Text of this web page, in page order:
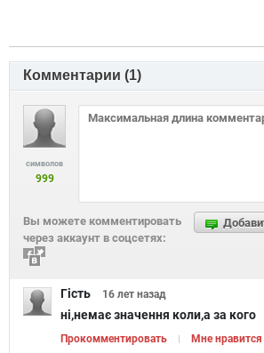
Комментарии (1)
символов
999
Вы можете комментировать
через аккаунт в соцсетях:
Гість 16 лет назад
ні,немає значення коли,а за кого
Прокомментировать Мне нравится